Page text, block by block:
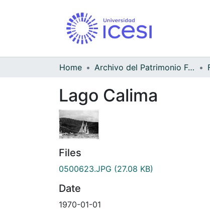
Home Archivo del Patrimonio Fotográfico y Fílmico del Valle del Cauca
Lago Calima
Files
0500623.JPG (27.08 KB)
Date
1970-01-01